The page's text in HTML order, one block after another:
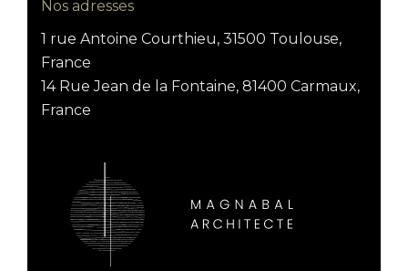
Nos adresses
1 rue Antoine Courthieu, 31500 Toulouse,
France
14 Rue Jean de la Fontaine, 81400 Carmaux,
France